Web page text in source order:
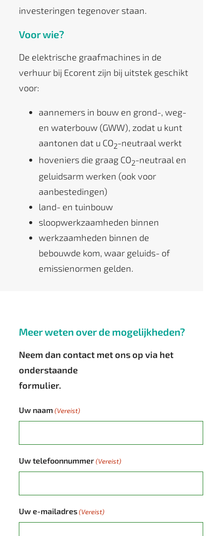
investeringen tegenover staan.
Voor wie?
De elektrische graafmachines in de
verhuur bij Ecorent zijn bij uitstek geschikt
voor:
aannemers in bouw en grond-, weg-
en waterbouw (GWW), zodat u kunt
aantonen dat u CO2-neutraal werkt
hoveniers die graag CO2-neutraal en
geluidsarm werken (ook voor
aanbestedingen)
land- en tuinbouw
sloopwerkzaamheden binnen
werkzaamheden binnen de
bebouwde kom, waar geluids- of
emissienormen gelden.
Meer weten over de mogelijkheden?
Neem dan contact met ons op via het
onderstaande
formulier.
Uw naam (Vereist)
Uw telefoonnummer (Vereist)
Uw e-mailadres (Vereist)